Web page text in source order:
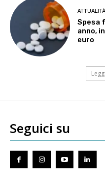
ATTUALITÀ
Spesa
anno,
euro
Seguici su